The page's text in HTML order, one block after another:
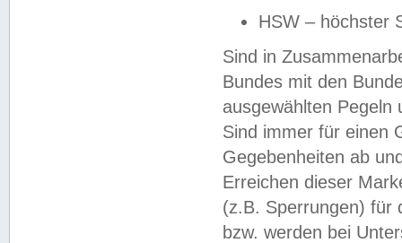
HSW – höchster
Sind in
Bundes mit den
ausgewählten
Sind immer für einen
Gegebenheiten ab
Erreichen dieser
(z.B. Sperrungen) für
bzw. werden bei